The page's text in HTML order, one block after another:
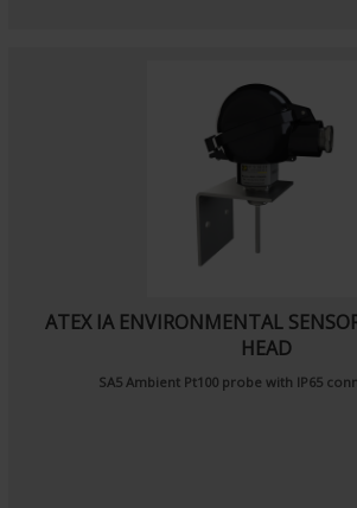
ATEX IA ENVIRONMENTAL
HEAD
SA5 Ambient Pt100 probe with IP65